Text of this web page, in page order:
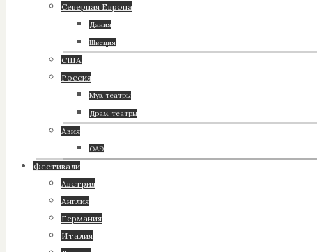
Северная Европа
Дания
Швеция
США
Россия
Муз. театры
Драм. театры
Азия
ОАЭ
Фестивали
Австрия
Англия
Германия
Италия